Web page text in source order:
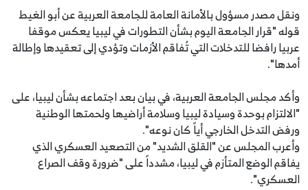
ونقل مصدر مسؤول بالأمانة العامة للجامعة العربية عن أبو الغيط
قوله "قرار الجامعة اليوم بشأن التطورات في ليبيا يعكس موقفا
عربيا رافضا للتدخلات التي تُفاقم الأزمات وتؤدي إلى تعقيدها وإطالة
أمدها".
وأكد مجلس الجامعة العربية، في بيان بعد اجتماعه بشأن ليبيا، على
"الالتزام بوحدة وسيادة ليبيا وسلامة أراضيها ولحمتها الوطنية
ورفض التدخل الخارجي أياً كان نوعه".
وأعرب المجلس عن "القلق الشديد" من التصعيد العسكري الذي
يفاقم الوضع المتأزم في ليبيا، مشدداً على "ضرورة وقف الصراع
العسكري".